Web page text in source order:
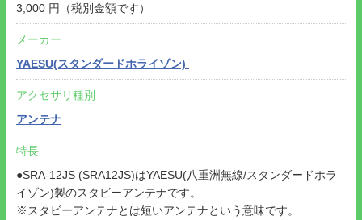
3,000 円（税別金額です）
メーカー
YAESU(スタンダードホライゾン)
アクセサリ種別
アンテナ
特長
●SRA-12JS (SRA12JS)はYAESU(八重洲無線/スタンダードホラ
イゾン)製のスタビーアンテナです。
※スタビーアンテナとは短いアンテナという意味です。